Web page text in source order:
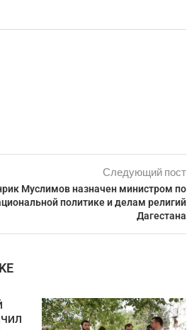
Следующий пост
Муслимов назначен министром по
политике и делам религий
Дагестана